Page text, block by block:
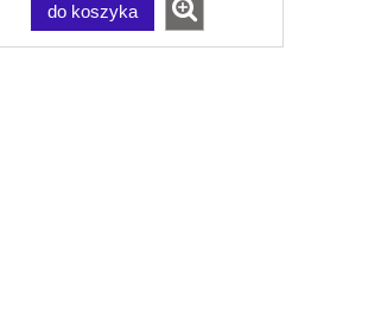
do koszyka